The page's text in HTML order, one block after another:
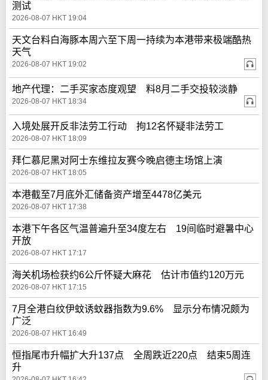
测试
2026-08-07 HKT 19:04
天文台料白海豚本周六至下周一持续为本港带来极端酷热
天气
2026-08-07 HKT 19:02
地产代理：二手买家态度观望 料8月二手交投较淡静
2026-08-07 HKT 18:34
入境处展开反非法劳工行动 拘12名怀疑非法劳工
2026-08-07 HKT 18:09
拜仁慕尼黑对阿士东维拉友赛今晚启德主场馆上演
2026-08-07 HKT 18:05
本港截至7月底外汇储备资产增至4478亿美元
2026-08-07 HKT 17:38
本港下午各区气温普遍升至34度左右 19间临时避暑中心
开放
2026-08-07 HKT 17:17
海关机场检获约6公斤怀疑大麻花 估计市值约120万元
2026-08-07 HKT 17:15
7月全港白纹伊蚊诱蚊器指数为9.6% 显示分布情况颇为
广泛
2026-08-07 HKT 16:49
恒指尾市升幅扩大升137点 全周跌近220点 结束5周连
升